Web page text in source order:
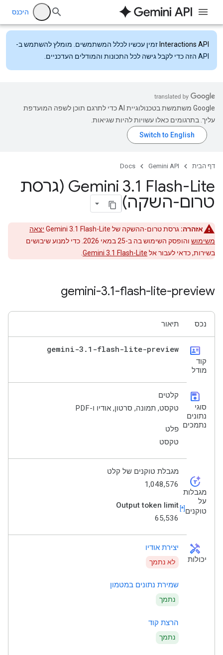
היכנס
Interactions API זמין עכשיו לכלל המשתמשים. מומלץ להשתמש ב-
API הזה כדי לקבל גישה לכל התכונות והמודלים העדכניים.
‫Google משתמשת בטכנולוגיית AI כדי לתרגם תוכן לשפה המועדפת
עליך. בתרגומים כאלו עשויות להיות שגיאות.
דף הבית Gemini API
Docs
‫Gemini 3.
1 Flash-Lite (גרסת
טרום-השקה)
אזהרה: גרסת טרום-ההשקה של Gemini 3.1 Flash-Lite
יצאה
משימוש
והופסק השימוש בה ב-25 במאי 2026. כדי למנוע שיבושים
בשירות, כדאי לעבור אל Gemini 3.1 Flash-Lite
gemini-3.1-flash-lite-preview
נכס תיאור
id_card
קוד
מודל
gemini-3 . 1-flash-lite-preview
save
סוגי
נתונים
נתמכים
קלטים
טקסט, תמונה, סרטון, אודיו ו-PDF
פלט
טקסט
token_auto
מגבלות
על
טוקנים [*]
מגבלת טוקנים של קלט
1,048,576
Output token limit
65,536
handyman
יכולות
יצירת אודיו
לא נתמך
שמירת נתונים במטמון
נתמך
הרצת קוד
נתמך